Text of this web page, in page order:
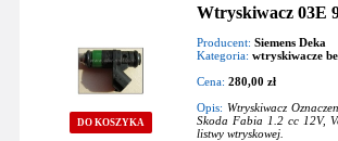
DO KOSZYKA
Wtryskiwacz 03E
Producent: Siemens Deka
Kategoria: wtryskiwacze
Cena: 280,00 zł
Opis: Wtryskiwacz
Skoda Fabia 1.2 cc 12V,
listwy wtryskowej.